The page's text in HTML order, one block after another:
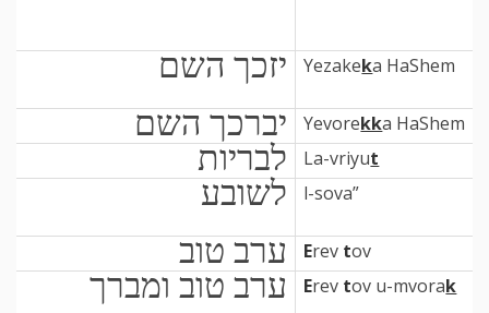
יזכך השם Yezakeka HaShem
יברכך השם Yevorekka HaShem
לבריות La-vriyut
לשובע l-sova”
ערב טוב Erev tov
ערב טוב ומברך Erev tov u-mvorak